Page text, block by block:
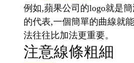
例如,蘋果公司的logo就是
的代表,一個簡單的曲線就
法往往比加法更重要。
注意線條粗細